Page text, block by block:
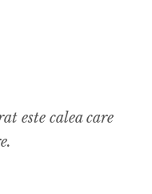
este calea care